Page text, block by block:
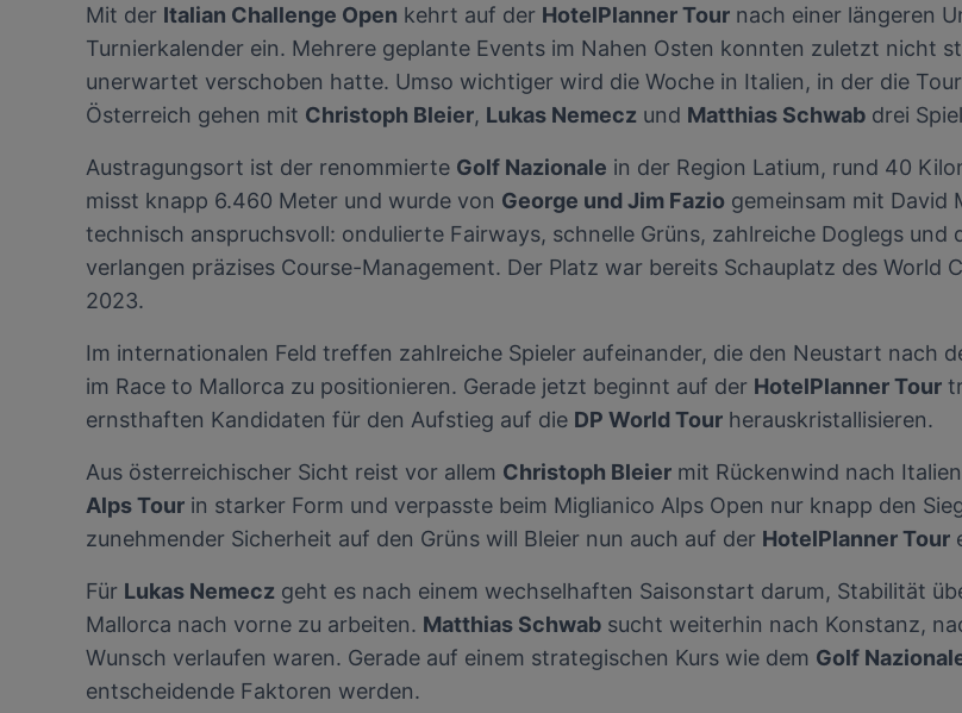
Mit der Italian Challenge Open kehrt auf der HotelPlanner Tour nach einer längeren
Turnierkalender ein. Mehrere geplante Events im Nahen Osten konnten zuletzt nicht
unerwartet verschoben hatte. Umso wichtiger wird die Woche in Italien, in der die
Österreich gehen mit Christoph Bleier, Lukas Nemecz und Matthias Schwab drei
Austragungsort ist der renommierte Golf Nazionale in der Region Latium, rund 40
misst knapp 6.460 Meter und wurde von George und Jim Fazio gemeinsam mit David
technisch anspruchsvoll: ondulierte Fairways, schnelle Grüns, zahlreiche Doglegs und
verlangen präzises Course-Management. Der Platz war bereits Schauplatz des World
2023.
Im internationalen Feld treffen zahlreiche Spieler aufeinander, die den Neustart nach
im Race to Mallorca zu positionieren. Gerade jetzt beginnt auf der HotelPlanner Tour
ernsthaften Kandidaten für den Aufstieg auf die DP World Tour herauskristallisieren.
Aus österreichischer Sicht reist vor allem Christoph Bleier mit Rückenwind nach
Alps Tour in starker Form und verpasste beim Miglianico Alps Open nur knapp den
zunehmender Sicherheit auf den Grüns will Bleier nun auch auf der HotelPlanner Tour
Für Lukas Nemecz geht es nach einem wechselhaften Saisonstart darum, Stabilität
Mallorca nach vorne zu arbeiten. Matthias Schwab sucht weiterhin nach Konstanz,
Wunsch verlaufen waren. Gerade auf einem strategischen Kurs wie dem Golf
entscheidende Faktoren werden.